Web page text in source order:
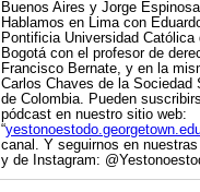
Buenos Aires y Jorge
Hablamos en Lima con
Pontificia Universidad Católica
Bogotá con el profesor de
Francisco Bernate, y en la
Carlos Chaves de la Sociedad
de Colombia. Pueden
pódcast en nuestro sitio web:
“
canal. Y seguirnos en
y de Instagram: